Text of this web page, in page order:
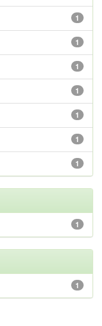
1
1
1
1
1
1
1
1
1